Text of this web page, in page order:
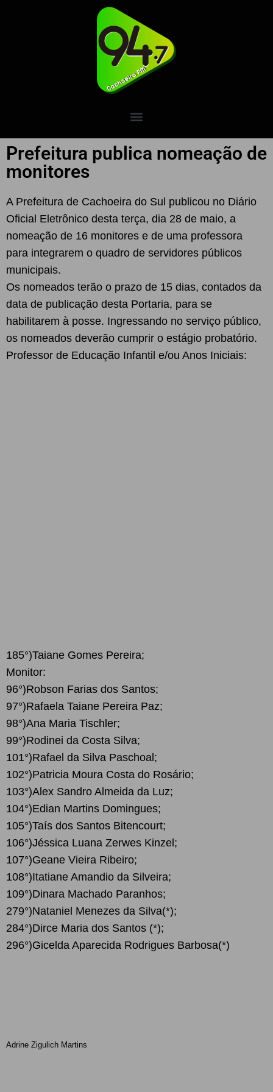
Prefeitura publica nomeação de
monitores
A Prefeitura de Cachoeira do Sul publicou no Diário
Oficial Eletrônico desta terça, dia 28 de maio, a
nomeação de 16 monitores e de uma professora
para integrarem o quadro de servidores públicos
municipais.
Os nomeados terão o prazo de 15 dias, contados da
data de publicação desta Portaria, para se
habilitarem à posse. Ingressando no serviço público,
os nomeados deverão cumprir o estágio probatório.
Professor de Educação Infantil e/ou Anos Iniciais:
185°)Taiane Gomes Pereira;
Monitor:
96°)Robson Farias dos Santos;
97°)Rafaela Taiane Pereira Paz;
98°)Ana Maria Tischler;
99°)Rodinei da Costa Silva;
101°)Rafael da Silva Paschoal;
102°)Patricia Moura Costa do Rosário;
103°)Alex Sandro Almeida da Luz;
104°)Edian Martins Domingues;
105°)Taís dos Santos Bitencourt;
106°)Jéssica Luana Zerwes Kinzel;
107°)Geane Vieira Ribeiro;
108°)Itatiane Amandio da Silveira;
109°)Dinara Machado Paranhos;
279°)Nataniel Menezes da Silva(*);
284°)Dirce Maria dos Santos (*);
296°)Gicelda Aparecida Rodrigues Barbosa(*)
Adrine Zigulich Martins